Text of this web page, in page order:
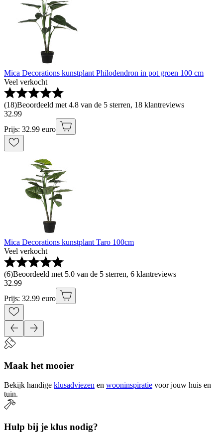
Mica Decorations kunstplant Philodendron in pot groen 100 cm
Veel verkocht
(18)Beoordeeld met 4.8 van de 5 sterren, 18 klantreviews
32.99
Prijs: 32.99 euro
Mica Decorations kunstplant Taro 100cm
Veel verkocht
(6)Beoordeeld met 5.0 van de 5 sterren, 6 klantreviews
32.99
Prijs: 32.99 euro
Maak het mooier
Bekijk handige klusadviezen en wooninspiratie voor jouw huis en
tuin.
Hulp bij je klus nodig?